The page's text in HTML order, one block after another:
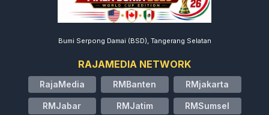
Bumi Serpong Damai (BSD), Tangerang Selatan
RAJAMEDIA NETWORK
RajaMedia RMBanten RMjakarta
RMJabar RMJatim RMSumsel